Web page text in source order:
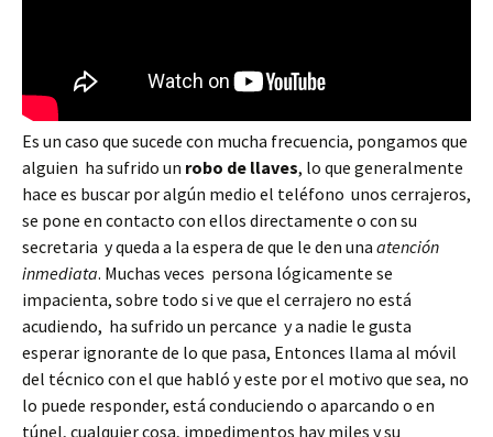
Es un caso que sucede con mucha frecuencia, pongamos que
alguien ha sufrido un robo de llaves, lo que generalmente
hace es buscar por algún medio el teléfono unos cerrajeros,
se pone en contacto con ellos directamente o con su
secretaria y queda a la espera de que le den una atención
inmediata. Muchas veces persona lógicamente se
impacienta, sobre todo si ve que el cerrajero no está
acudiendo, ha sufrido un percance y a nadie le gusta
esperar ignorante de lo que pasa, Entonces llama al móvil
del técnico con el que habló y este por el motivo que sea, no
lo puede responder, está conduciendo o aparcando o en
túnel, cualquier cosa, impedimentos hay miles y su